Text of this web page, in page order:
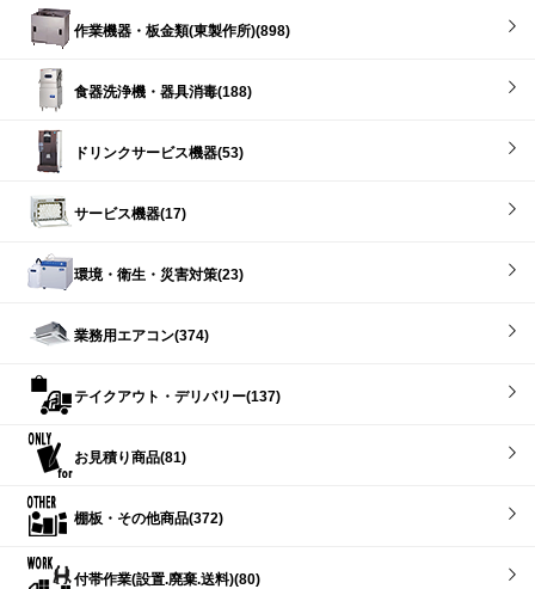
作業機器・板金類(東製作所)(898)
食器洗浄機・器具消毒(188)
ドリンクサービス機器(53)
サービス機器(17)
環境・衛生・災害対策(23)
業務用エアコン(374)
テイクアウト・デリバリー(137)
お見積り商品(81)
棚板・その他商品(372)
付帯作業(設置.廃棄.送料)(80)